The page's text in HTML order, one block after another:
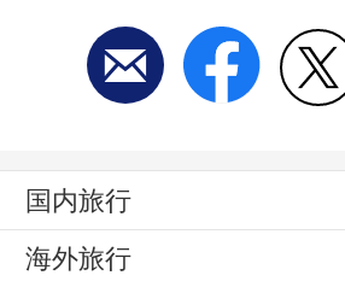
国内旅行
海外旅行